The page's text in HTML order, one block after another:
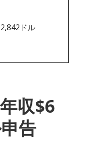
ドル
収$6
告